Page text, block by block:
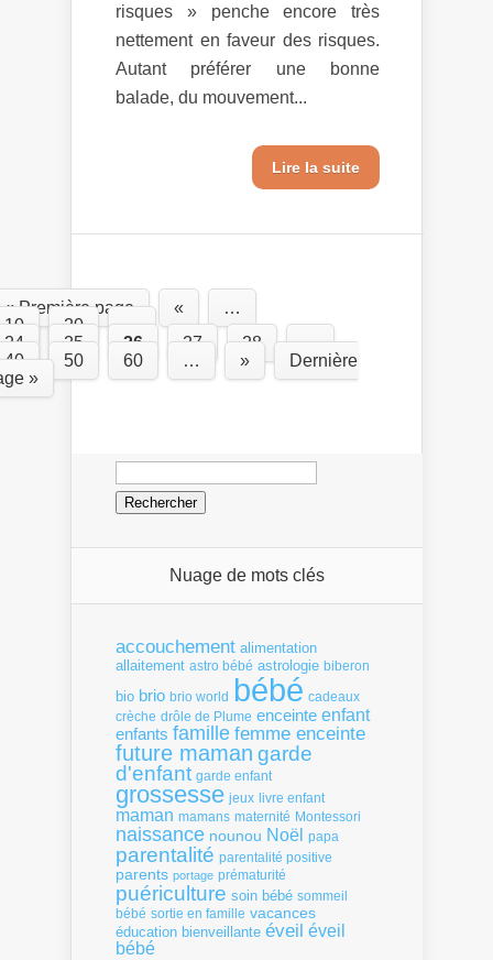
risques » penche encore très
nettement en faveur des risques.
Autant préférer une bonne
balade, du mouvement...
Lire la suite
« Première page «
…
10
20
…
24
25 26 27 28
…
40
50 60 … »
Dernière
»
Rechercher :
Nuage de mots clés
accouchement alimentation
allaitement astro bébé astrologie biberon
bio brio brio world bébé cadeaux
crèche drôle de Plume enceinte enfant
enfants famille femme enceinte
future maman garde
d'enfant garde enfant
grossesse jeux livre enfant
maman mamans maternité Montessori
naissance nounou Noël papa
parentalité parentalité positive
parents portage prématurité
puériculture soin bébé sommeil
bébé sortie en famille vacances
éducation bienveillante éveil éveil
bébé